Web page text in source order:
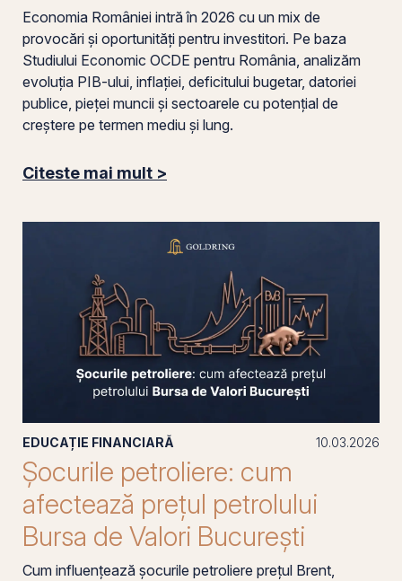
Economia României intră în 2026 cu un mix de
provocări și oportunități pentru investitori. Pe baza
Studiului Economic OCDE pentru România, analizăm
evoluția PIB-ului, inflației, deficitului bugetar, datoriei
publice, pieței muncii și sectoarele cu potențial de
creștere pe termen mediu și lung.
Citeste mai mult >
EDUCAȚIE FINANCIARĂ 10.03.2026
Șocurile petroliere: cum
afectează prețul petrolului
Bursa de Valori București
Cum influențează șocurile petroliere prețul Brent,